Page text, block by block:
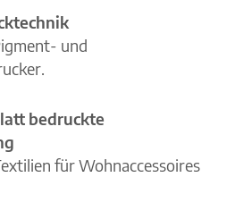
und
bedruckte
für Wohnaccessoires